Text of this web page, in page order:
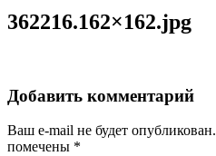
362216.162×162.jpg
Добавить комментарий
Ваш e-mail не будет опубликован.
помечены *